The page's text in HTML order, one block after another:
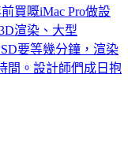
買嘅iMac Pro做設
渲染、大型
要等幾分鐘，渲染
間。設計師們成日抱